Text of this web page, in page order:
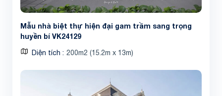
Mẫu nhà biệt thự hiện đại gam trầm sang trọng
huyền bí VK24129
Diện tích 200m2 (15.2m x 13m)